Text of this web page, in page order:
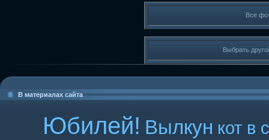
Все
Выбрать
В материалах сайта
Юбилей! Вылкун кот в